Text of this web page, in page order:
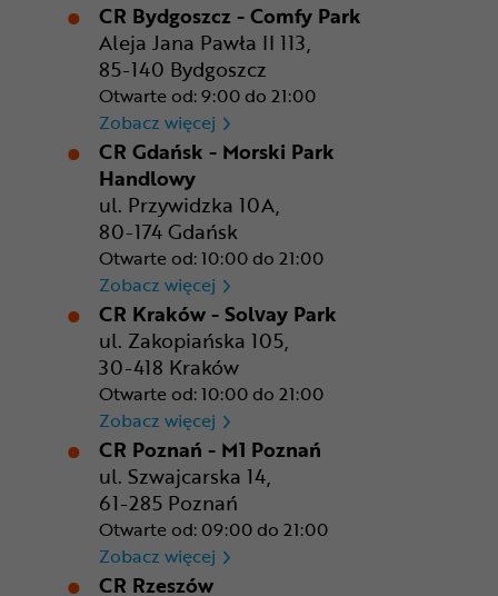
CR Bydgoszcz - Comfy Park
Aleja Jana Pawła II 113,
85-140 Bydgoszcz
Otwarte od: 9:00 do 21:00
Zobacz więcej CR Bydgoszcz - Comfy Park
CR Gdańsk - Morski Park
Handlowy
ul. Przywidzka 10A,
80-174 Gdańsk
Otwarte od: 10:00 do 21:00
Zobacz więcej CR Gdańsk - Morski Park
CR Kraków - Solvay Park
ul. Zakopiańska 105,
30-418 Kraków
Otwarte od: 10:00 do 21:00
Zobacz więcej CR Kraków - Solvay Park
CR Poznań - M1 Poznań
ul. Szwajcarska 14,
61-285 Poznań
Otwarte od: 09:00 do 21:00
Zobacz więcej CR Poznań - M1 Poznań
CR Rzeszów